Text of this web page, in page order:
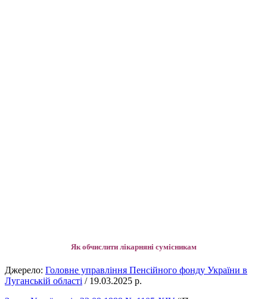
Як обчислити лікарняні сумісникам
Джерело: Головне управління Пенсійного фонду України в
Луганській області / 19.03.2025 р.